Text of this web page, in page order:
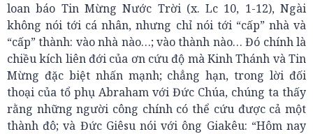
loan báo Tin Mừng Nước Trời (x. Lc 10, 1-12), Ngài
không nói tới cá nhân, nhưng chỉ nói tới “cấp” nhà và
“cấp” thành: vào nhà nào…; vào thành nào… Đó chính là
chiều kích liên đới của ơn cứu độ mà Kinh Thánh và Tin
Mừng đặc biệt nhấn mạnh; chẳng hạn, trong lời đối
thoại của tổ phụ Abraham với Đức Chúa, chúng ta thấy
rằng những người công chính có thể cứu được cả một
thành đô; và Đức Giêsu nói với ông Giakêu: “Hôm nay